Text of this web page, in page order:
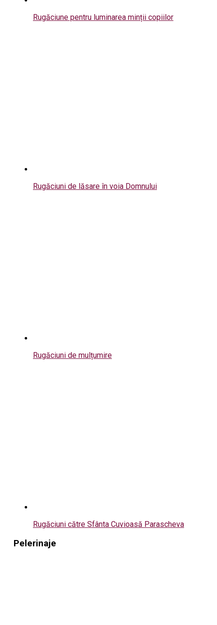
Rugăciune pentru luminarea minții copiilor
Rugăciuni de lăsare în voia Domnului
Rugăciuni de mulțumire
Rugăciuni către Sfânta Cuvioasă Parascheva
Pelerinaje